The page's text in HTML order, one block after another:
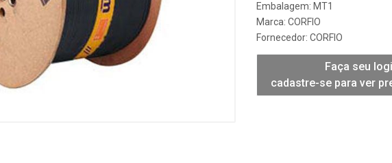
Embalagem: MT1
Marca: CORFIO
Fornecedor: CORFIO
Faça seu
cadastre-se para ver